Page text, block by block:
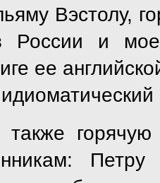
Вэстолу,
России и
ее
горячую